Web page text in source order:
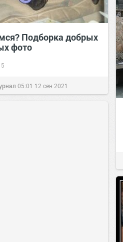
Подборка добрых
фото
5
05:01 12 сен 2021